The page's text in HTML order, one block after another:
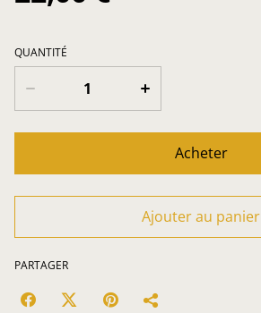
QUANTITÉ
Acheter
Ajouter au panier
PARTAGER